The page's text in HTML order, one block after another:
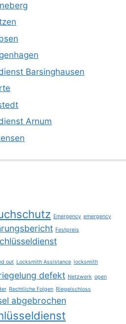
Barsinghausen
Arnum
Emergency emergency
Festpreis
out Locksmith Assistance locksmith
defekt Netzwerk open
Rechtliche Folgen Riegelschloss
abgebrochen